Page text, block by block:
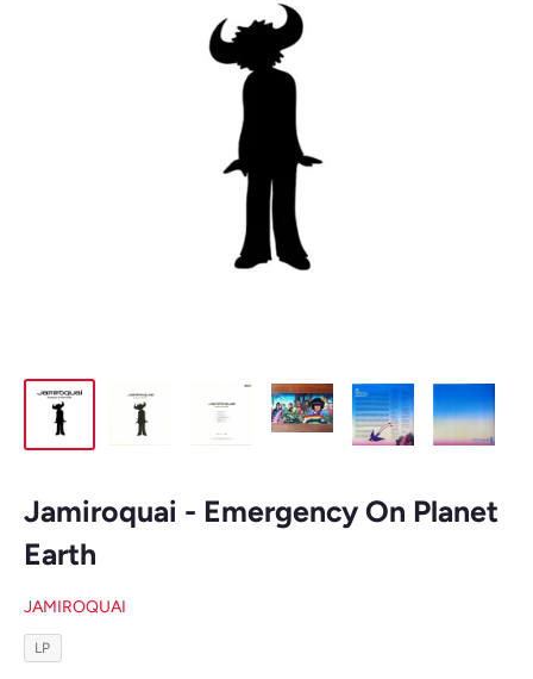
Jamiroquai - Emergency On Planet
Earth
JAMIROQUAI
LP